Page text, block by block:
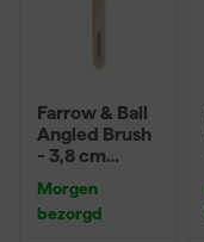
Farrow & Ball
Angled Brush
- 3,8 cm
Morgen
bezorgd